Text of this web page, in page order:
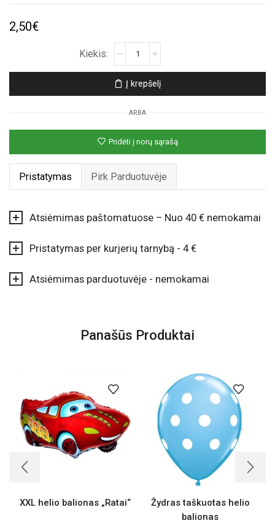
2,50€
Auksinis
folinis
„Raidė
Z“
(35cm)
Į krepšelį
ARBA
Pridėti į norų sąrašą
Pristatymas Pirk Parduotuvėje
Atsiėmimas paštomatuose – Nuo 40 € nemokamai
Pristatymas per kurjerių tarnybą - 4 €
Atsiėmimas parduotuvėje - nemokamai
Panašūs Produktai
XXL helio balionas „Ratai“
Žydras taškuotas helio
balionas